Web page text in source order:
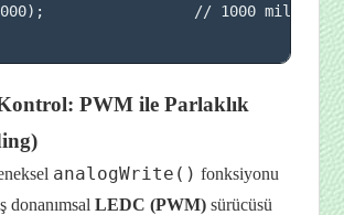
// 1000
PWM ile Parlaklık
analogWrite() fonksiyonu
donanımsalLEDC (PWM) sürücüsü